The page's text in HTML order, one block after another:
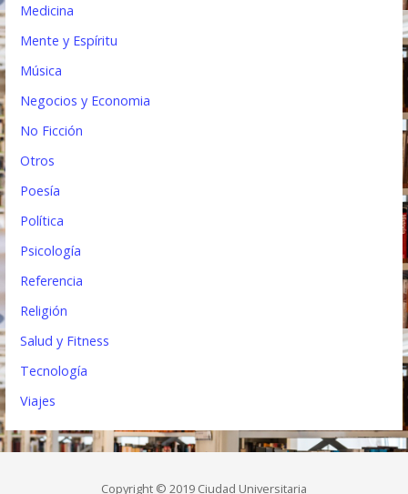
Medicina
Mente y Espíritu
Música
Negocios y Economia
No Ficción
Otros
Poesía
Política
Psicología
Referencia
Religión
Salud y Fitness
Tecnología
Viajes
Copyright © 2019 Ciudad Universitaria